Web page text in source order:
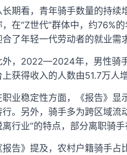
长期看，青年骑手数量的持续
，在“Z世代”群体中，约76%
合了年轻一代劳动者的就业需
外，2022—2024年，男性骑
上获得收入的人数由51.7万人
职业稳定性方面，《报告》
行。另外，骑手多为跨区域流
离行业”的特点，部分离职骑
报告》提及，农村户籍骑手